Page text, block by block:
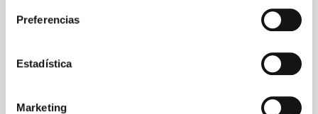
Preferencias
Estadística
Marketing
Transporter Furgon Batalla Corta 2.0 TDI 81 kW
Precio a consultar